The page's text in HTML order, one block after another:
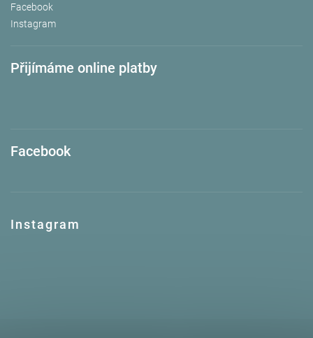
Facebook
Instagram
Přijímáme online platby
Facebook
Instagram